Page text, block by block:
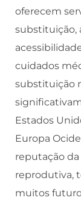
oferecem
substituição,
cuidados
substituição
Estados
Europa
reputação
reprodutiva,
muitos